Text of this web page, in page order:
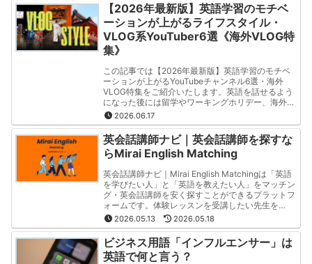
【2026年最新版】英語学習のモチベ
ーションが上がるライフスタイル・
VLOG系YouTuber6選《海外VLOG特
集》
この記事では【2026年最新版】英語学習のモチベ
ーションが上がるYouTubeチャンネル6選・海外
VLOG特集をご紹介いたします。英語を話せるよう
になった後には留学やワーキングホリデー、海外就
職など様々な選択肢が広がります。特にこの記事で
は「海外Vlog」や「海外留学」「海外ワーホリ」を
投稿しているYouTubeチャンネルをご紹介いたしま
す。
2026.06.17
英会話講師ナビ｜英会話講師を探すな
らMirai English Matching
英会話講師ナビ｜Mirai English Matchingは「英語
を学びたい人」と「英語を教えたい人」をマッチン
グ・英会話講師を安く探すことができるプラットフ
ォームです。体験レッスンを受講したい先生を
「Mirai English 公式LINE」から問い合わせをお願
いいたします。先生一人当たりの連絡先は600円か
ら取得することができます。
2026.05.13 2026.05.18
ビジネス用語「インフルエンサー」は
英語で何と言う？